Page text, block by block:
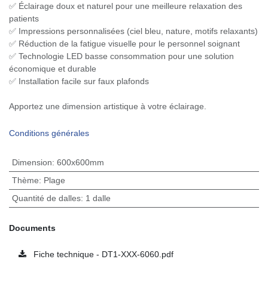
✅ Éclairage doux et naturel pour une meilleure relaxation des
patients
✅ Impressions personnalisées (ciel bleu, nature, motifs relaxants)
✅ Réduction de la fatigue visuelle pour le personnel soignant
✅ Technologie LED basse consommation pour une solution
économique et durable
✅ Installation facile sur faux plafonds
Apportez une dimension artistique à votre éclairage.
Conditions générales
Dimension: 600x600mm
Thème: Plage
Quantité de dalles: 1 dalle
Documents
Fiche technique - DT1-XXX-6060.pdf